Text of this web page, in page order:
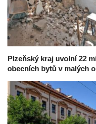
Plzeňský kraj uvolní 22
obecních bytů v malých